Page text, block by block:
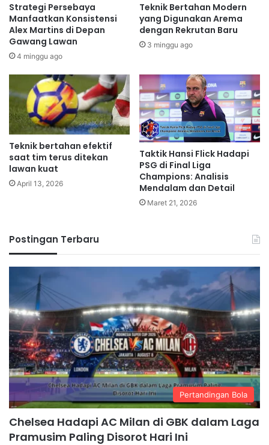
Strategi Persebaya
Manfaatkan Konsistensi
Alex Martins di Depan
Gawang Lawan
4 minggu ago
Teknik Bertahan Modern
yang Digunakan Arema
dengan Rekrutan Baru
3 minggu ago
Teknik bertahan efektif
saat tim terus ditekan
lawan kuat
April 13, 2026
Taktik Hansi Flick Hadapi
PSG di Final Liga
Champions: Analisis
Mendalam dan Detail
Maret 21, 2026
Postingan Terbaru
Pertandingan Bola
Chelsea Hadapi AC Milan di GBK dalam Laga
Pramusim Paling Disorot Hari Ini